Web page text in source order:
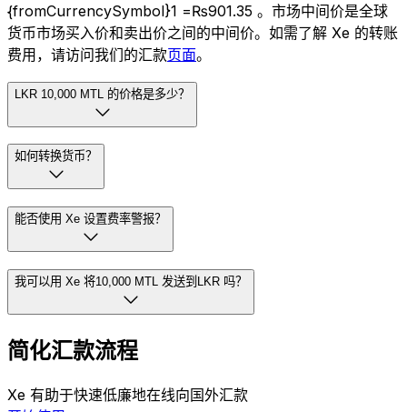
{fromCurrencySymbol}1 =₨901.35 。市场中间价是全球
货币市场买入价和卖出价之间的中间价。如需了解 Xe 的转账
费用，请访问我们的汇款页面。
LKR 10,000 MTL 的价格是多少？
如何转换货币？
能否使用 Xe 设置费率警报？
我可以用 Xe 将10,000 MTL 发送到LKR 吗？
简化汇款流程
Xe 有助于快速低廉地在线向国外汇款